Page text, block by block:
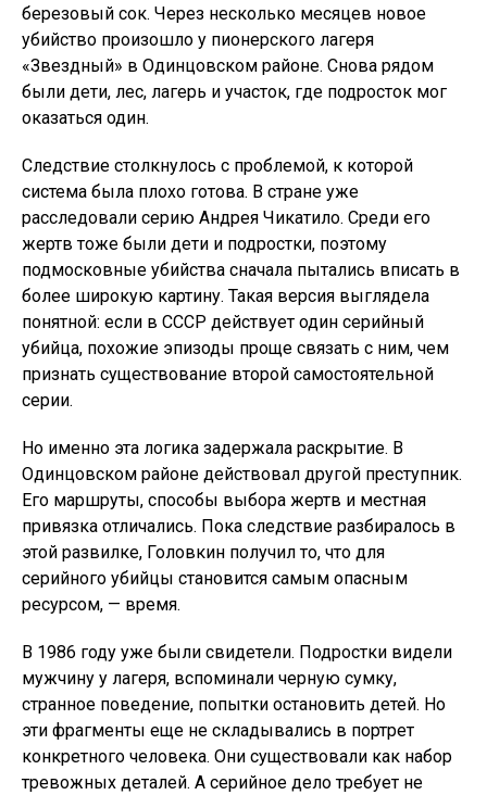
березовый сок. Через несколько месяцев новое
убийство произошло у пионерского лагеря
«Звездный» в Одинцовском районе. Снова рядом
были дети, лес, лагерь и участок, где подросток мог
оказаться один.
Следствие столкнулось с проблемой, к которой
система была плохо готова. В стране уже
расследовали серию Андрея Чикатило. Среди его
жертв тоже были дети и подростки, поэтому
подмосковные убийства сначала пытались вписать в
более широкую картину. Такая версия выглядела
понятной: если в СССР действует один серийный
убийца, похожие эпизоды проще связать с ним, чем
признать существование второй самостоятельной
серии.
Но именно эта логика задержала раскрытие. В
Одинцовском районе действовал другой преступник.
Его маршруты, способы выбора жертв и местная
привязка отличались. Пока следствие разбиралось в
этой развилке, Головкин получил то, что для
серийного убийцы становится самым опасным
ресурсом, — время.
В 1986 году уже были свидетели. Подростки видели
мужчину у лагеря, вспоминали черную сумку,
странное поведение, попытки остановить детей. Но
эти фрагменты еще не складывались в портрет
конкретного человека. Они существовали как набор
тревожных деталей. А серийное дело требует не